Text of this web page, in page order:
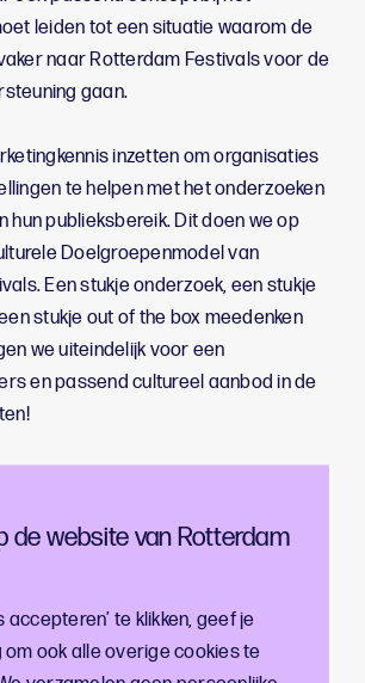
de website van Rotterdam
accepteren’ te klikken, geef je
ook alle overige cookies te
leiden tot een situatie waarom de
naar Rotterdam Festivals voor de
gaan.
inzetten om organisaties
te helpen met het onderzoeken
hun publieksbereik. Dit doen we op
Doelgroepenmodel van
Een stukje onderzoek, een stukje
stukje out of the box meedenken
we uiteindelijk voor een
en passend cultureel aanbod in de
communicatie van Rotterdam
met het schrijven van artikelen en
content voor de Uitagenda. Daarnaast
aan mijn scriptie, waarin ik
Rotterdam meer